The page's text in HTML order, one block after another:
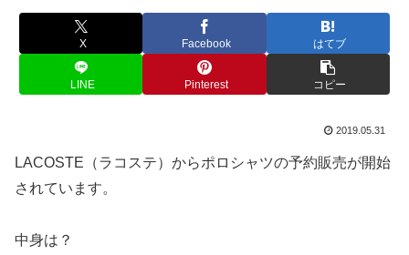
X Facebook はてブ
LINE Pinterest コピー
2019.05.31
LACOSTE（ラコステ）からポロシャツの予約販売が開始
されています。
中身は？